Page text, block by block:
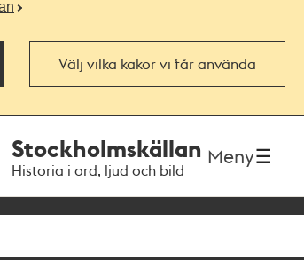
Välj vilka kakor vi får använda
Stockholmskällan
Historia i ord, ljud och bild
Meny